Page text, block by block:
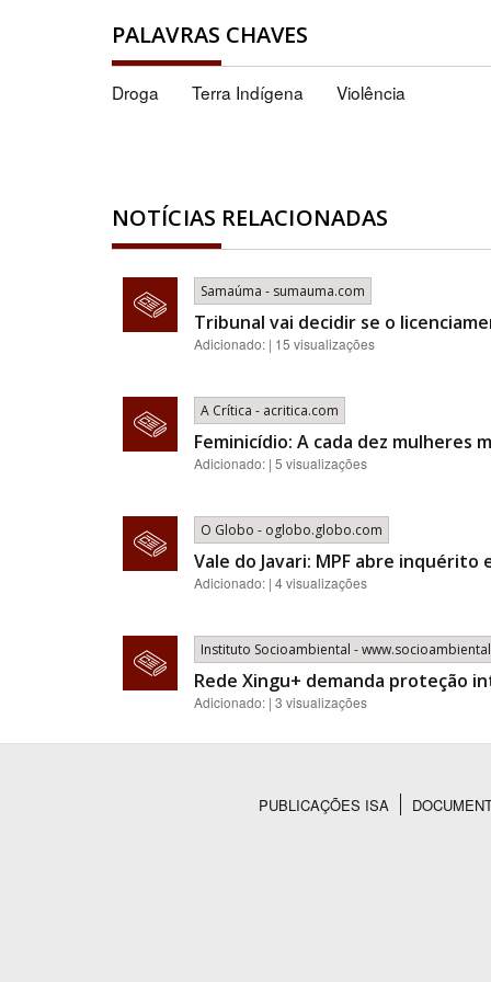
PALAVRAS CHAVES
Droga Terra Indígena Violência
NOTÍCIAS RELACIONADAS
Samaúma - sumauma.com
Tribunal vai decidir se o
Adicionado: | 15 visualizações
A Crítica - acritica.com
Feminicídio: A cada dez mulheres
Adicionado: | 5 visualizações
O Globo - oglobo.globo.com
Vale do Javari: MPF abre
Adicionado: | 4 visualizações
Instituto Socioambiental -
Rede Xingu+ demanda proteção
Adicionado: | 3 visualizações
PUBLICAÇÕES ISA